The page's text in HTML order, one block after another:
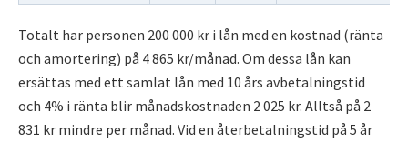
Totalt har personen 200 000 kr i lån med en kostnad (ränta
och amortering) på 4 865 kr/månad. Om dessa lån kan
ersättas med ett samlat lån med 10 års avbetalningstid
och 4% i ränta blir månadskostnaden 2 025 kr. Alltså på 2
831 kr mindre per månad. Vid en återbetalningstid på 5 år